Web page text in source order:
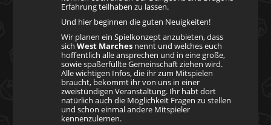
Erfahrung teilhaben zu lassen.
Und hier beginnen die guten Neuigkeiten!
Wir planen ein Spielkonzept anzubieten, dass
sich West Marches nennt und welches euch
hoffentlich alle ansprechen und in eine große,
sowie spaßerfüllte Gemeinschaft ziehen wird.
Alle wichtigen Infos, die ihr zum Mitspielen
braucht, bekommt ihr von uns in einer
zweistündigen Veranstaltung. Ihr habt dort
natürlich auch die Möglichkeit Fragen zu stellen
und schon einmal andere Mitspieler
kennenzulernen.